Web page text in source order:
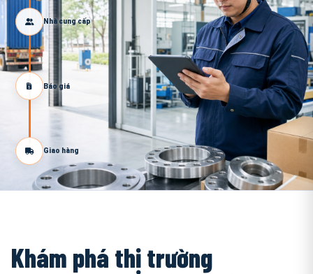
Nhà cung cấp
Báo giá
Giao hàng
Khám phá thị trường